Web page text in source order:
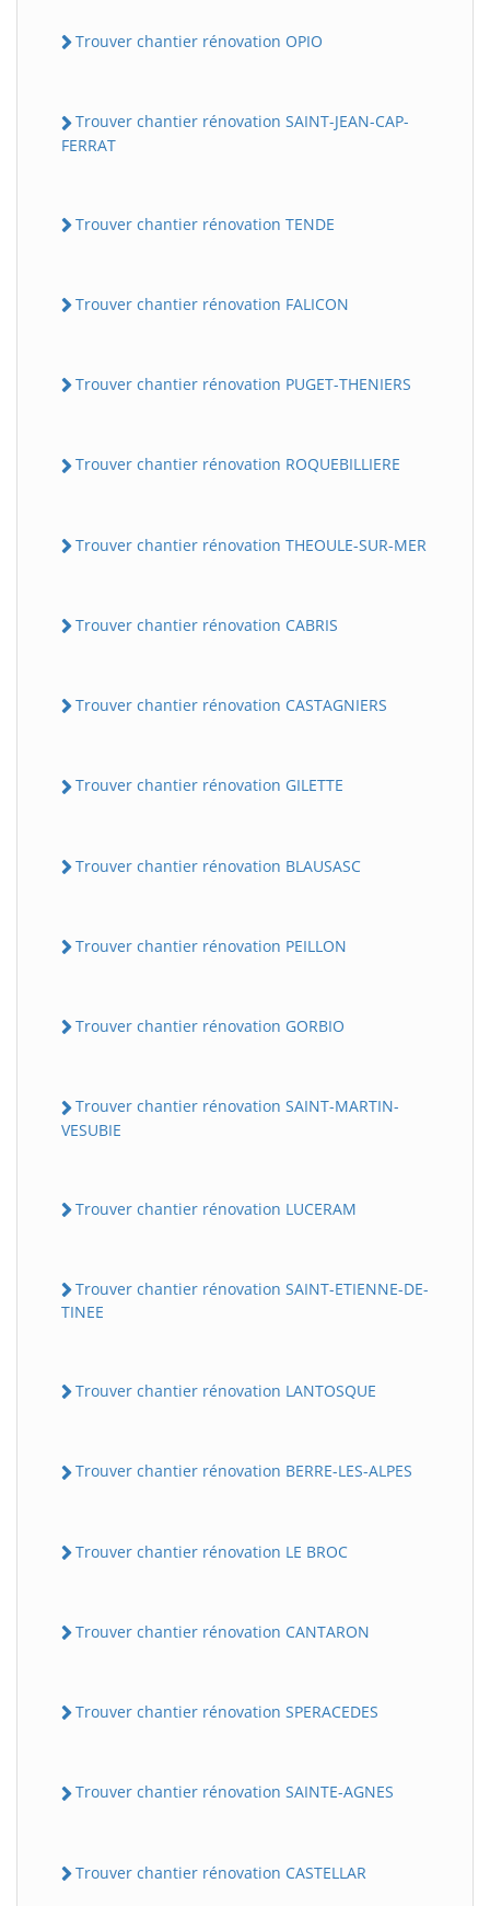
Trouver chantier rénovation OPIO
Trouver chantier rénovation SAINT-JEAN-CAP-
FERRAT
Trouver chantier rénovation TENDE
Trouver chantier rénovation FALICON
Trouver chantier rénovation PUGET-THENIERS
Trouver chantier rénovation ROQUEBILLIERE
Trouver chantier rénovation THEOULE-SUR-MER
Trouver chantier rénovation CABRIS
Trouver chantier rénovation CASTAGNIERS
Trouver chantier rénovation GILETTE
Trouver chantier rénovation BLAUSASC
Trouver chantier rénovation PEILLON
Trouver chantier rénovation GORBIO
Trouver chantier rénovation SAINT-MARTIN-
VESUBIE
Trouver chantier rénovation LUCERAM
Trouver chantier rénovation SAINT-ETIENNE-DE-
TINEE
Trouver chantier rénovation LANTOSQUE
Trouver chantier rénovation BERRE-LES-ALPES
Trouver chantier rénovation LE BROC
Trouver chantier rénovation CANTARON
Trouver chantier rénovation SPERACEDES
Trouver chantier rénovation SAINTE-AGNES
Trouver chantier rénovation CASTELLAR